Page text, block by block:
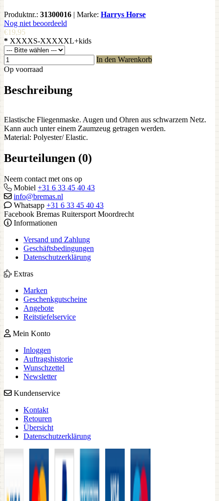
Produktnr.: 31300016 | Marke: Harrys Horse
Nog niet beoordeeld
€19,95
* XXXXS-XXXXXL+kids
In den Warenkorb
Op voorraad
Beschreibung
Elastische Fliegenmaske. Augen und Ohren aus schwarzem Netz.
Kann auch unter einem Zaumzeug getragen werden.
Material: Polyester/ Elastic.
Beurteilungen (0)
Neem contact met ons op
Mobiel +31 6 33 45 40 43
info@bremas.nl
Whatsapp +31 6 33 45 40 43
Facebook Bremas Ruitersport Moordrecht
Informationen
Versand und Zahlung
Geschäftsbedingungen
Datenschutzerklärung
Extras
Marken
Geschenkgutscheine
Angebote
Reitstiefelservice
Mein Konto
Inloggen
Auftragshistorie
Wunschzettel
Newsletter
Kundenservice
Kontakt
Retouren
Übersicht
Datenschutzerklärung